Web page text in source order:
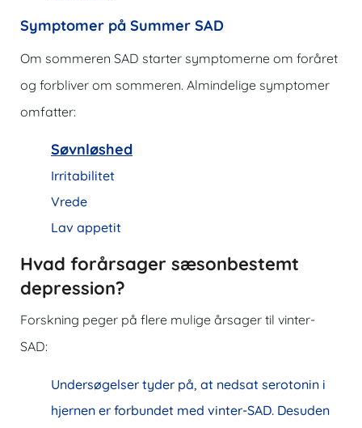
Symptomer på Summer SAD
Om sommeren SAD starter symptomerne om foråret
og forbliver om sommeren. Almindelige symptomer
omfatter:
Søvnløshed
Irritabilitet
Vrede
Lav appetit
Hvad forårsager sæsonbestemt
depression?
Forskning peger på flere mulige årsager til vinter-
SAD:
Undersøgelser tyder på, at nedsat serotonin i
hjernen er forbundet med vinter-SAD. Desuden